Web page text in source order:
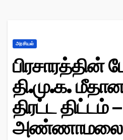
அரசியல்
பிரசாரத்தின்
தி.மு.க.
திரட்ட திட்டம் –
அண்ணாமலை